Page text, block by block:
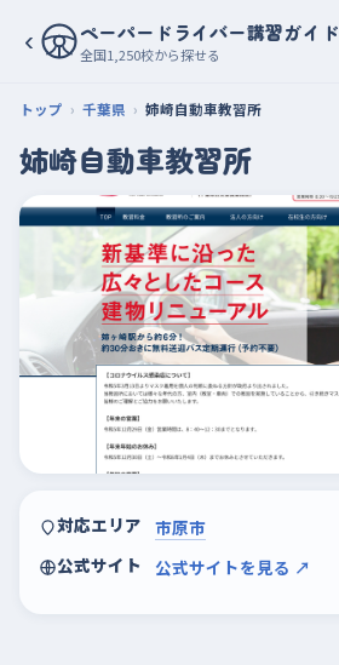
‹ ペーパードライバー講習ガイド
全国1,250校から探せる
トップ 千葉県 姉崎自動車教習所
姉崎自動車教習所
対応エリア 市原市
公式サイト
公式サイトを見る ↗